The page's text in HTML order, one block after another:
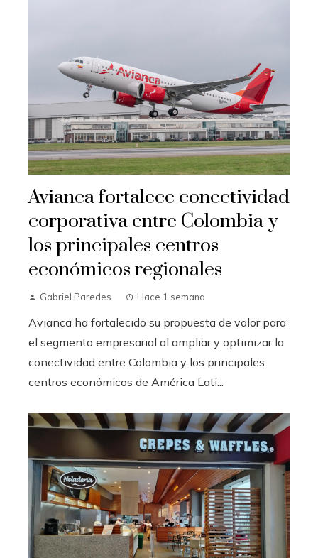
Avianca fortalece conectividad
corporativa entre Colombia y
los principales centros
económicos regionales
Gabriel Paredes Hace 1 semana
Avianca ha fortalecido su propuesta de valor para
el segmento empresarial al ampliar y optimizar la
conectividad entre Colombia y los principales
centros económicos de América Lati...